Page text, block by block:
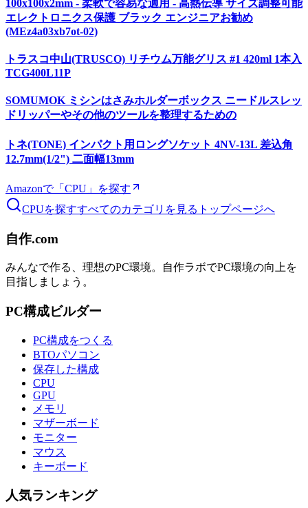
100x100x2mm - 柔軟で容易な適用 - 高熱伝導 サイズ調整可能
エレクトロニクス保護 ブラック エンジニアお勧め
(MEz4a03xb7ot-02)
トラスコ中山(TRUSCO) リチウム万能グリス #1 420ml 1本入
TCG400L11P
SOMUMOK ミシンはさみホルダーボックス ニードルスレッ
ドリッパーやその他のツールを整理するための
トネ(TONE) インパクト用ロングソケット 4NV-13L 差込角
12.7mm(1/2") 二面幅13mm
Amazonで「 CPU 」を探す
CPUを探すすべてのカテゴリを見る トップページへ
自作.com
みんなで作る、理想のPC環境。 自作ラボでPC環境の向上を
目指しましょう。
PC構成ビルダー
PC構成をつくる
BTOパソコン
保存した構成
CPU
GPU
メモリ
マザーボード
モニター
マウス
キーボード
人気ランキング